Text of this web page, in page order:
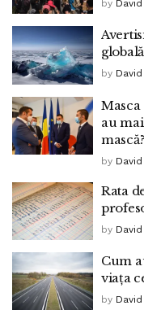
by David
by David
au
mască?
by David
Rata
by David
Cum
viața
by David